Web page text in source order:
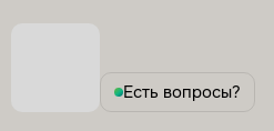
Есть вопросы?